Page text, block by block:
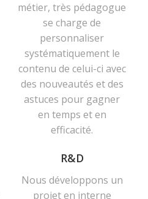
métier, très pédagogue
se charge de
personnaliser
systématiquement le
contenu de celui-ci avec
des nouveautés et des
astuces pour gagner
en temps et en
efficacité.
R&D
Nous développons un
projet en interne